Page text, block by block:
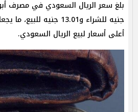
جنيه للشراء و13.01 جنيه
أعلى أسعار لبيع الريال السعودي.